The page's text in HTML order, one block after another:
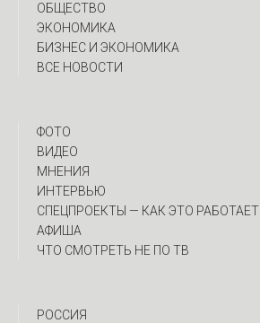
ОБЩЕСТВО
ЭКОНОМИКА
БИЗНЕС И ЭКОНОМИКА
ВСЕ НОВОСТИ
ФОТО
ВИДЕО
МНЕНИЯ
ИНТЕРВЬЮ
CПЕЦПРОЕКТЫ — КАК ЭТО РАБОТАЕТ
АФИША
ЧТО СМОТРЕТЬ НЕ ПО ТВ
РОССИЯ